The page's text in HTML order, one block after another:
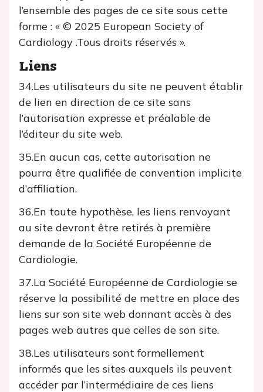
l’ensemble des pages de ce site sous cette
forme : « © 2025 European Society of
Cardiology .Tous droits réservés ».
Liens
34.Les utilisateurs du site ne peuvent établir
de lien en direction de ce site sans
l’autorisation expresse et préalable de
l’éditeur du site web.
35.En aucun cas, cette autorisation ne
pourra être qualifiée de convention implicite
d’affiliation.
36.En toute hypothèse, les liens renvoyant
au site devront être retirés à première
demande de la Société Européenne de
Cardiologie.
37.La Société Européenne de Cardiologie se
réserve la possibilité de mettre en place des
liens sur son site web donnant accès à des
pages web autres que celles de son site.
38.Les utilisateurs sont formellement
informés que les sites auxquels ils peuvent
accéder par l’intermédiaire de ces liens